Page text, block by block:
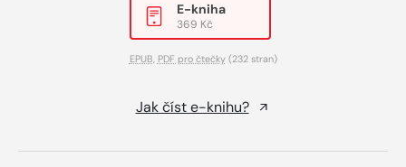
E-kniha
369 Kč
EPUB, PDF pro čtečky(232 stran)
Jak číst e-knihu?